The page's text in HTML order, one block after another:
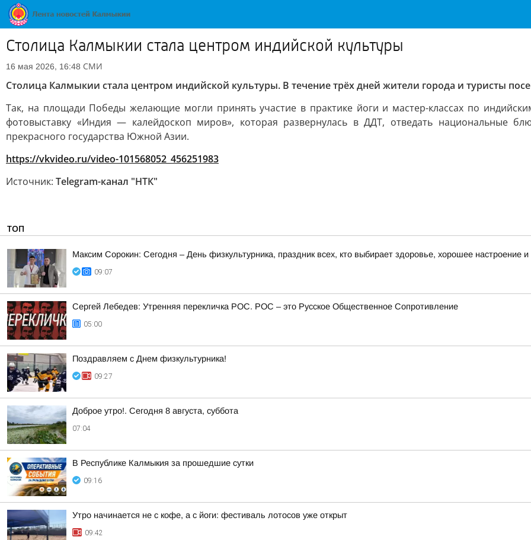
Столица Калмыкии стала центром индийской культуры
16 мая 2026, 16:48 СМИ
Столица Калмыкии стала центром индийской культуры. В течение трёх дней жители города и туристы
Так, на площади Победы желающие могли принять участие в практике йоги и мастер-классах по
фотовыставку «Индия — калейдоскоп миров», которая развернулась в ДДТ, отведать национальные
прекрасного государства Южной Азии.
https://vkvideo.ru/video-101568052_456251983
Источник: Telegram-канал "НТК"
ТОП
Максим Сорокин: Сегодня – День физкультурника, праздник всех, кто выбирает здоровье, хорошее настроение
09:07
Сергей Лебедев: Утренняя перекличка РОС. РОС – это Русское Общественное Сопротивление
05:00
Поздравляем с Днем физкультурника!
09:27
Доброе утро!. Сегодня 8 августа, суббота
07:04
В Республике Калмыкия за прошедшие сутки
09:16
Утро начинается не с кофе, а с йоги: фестиваль лотосов уже открыт
09:42